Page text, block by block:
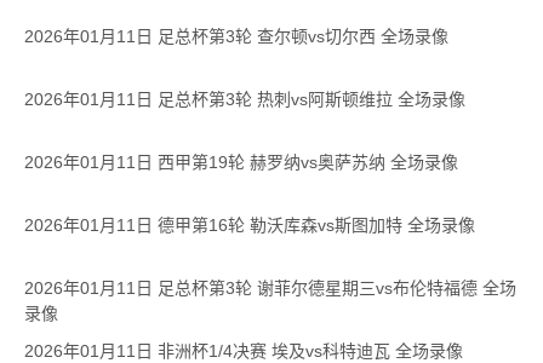
2026年01月11日 足总杯第3轮 查尔顿vs切尔西 全场录像
2026年01月11日 足总杯第3轮 热刺vs阿斯顿维拉 全场录像
2026年01月11日 西甲第19轮 赫罗纳vs奥萨苏纳 全场录像
2026年01月11日 德甲第16轮 勒沃库森vs斯图加特 全场录像
2026年01月11日 足总杯第3轮 谢菲尔德星期三vs布伦特福德 全场
录像
2026年01月11日 非洲杯1/4决赛 埃及vs科特迪瓦 全场录像